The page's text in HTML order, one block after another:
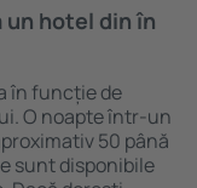
un hotel din în
în funcție de
O noapte într-un
50 până
sunt disponibile